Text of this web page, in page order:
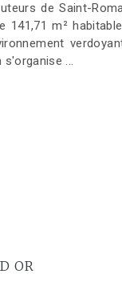
de Saint-
141,71 m²
s'organise ...
OR